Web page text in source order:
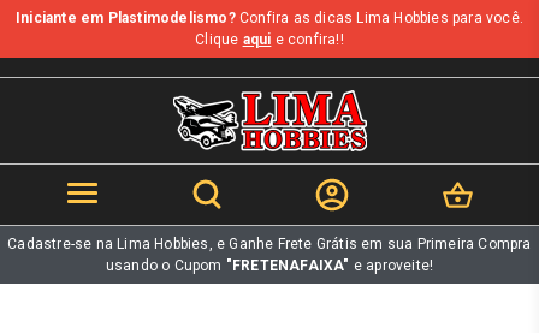
b
Iniciante em Plastimodelismo?Confira as dicas Lima Hobbies para você.
Clique aqui e confira!!
Cadastre-se na Lima Hobbies, e Ganhe Frete Grátis em sua Primeira Compra
usando o Cupom "FRETENAFAIXA" e aproveite!